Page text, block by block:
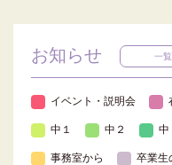
お知らせ 一
イベント・説明会
中１ 中２ 中
事務室から 卒業生